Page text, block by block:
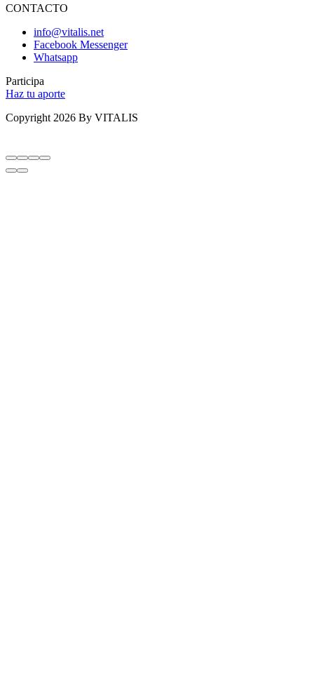
CONTACTO
info@vitalis.net
Facebook Messenger
Whatsapp
Participa
Haz tu aporte
Copyright 2026 By VITALIS